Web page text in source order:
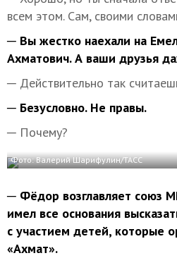
всем этом. Сам, своими
─ Вы жестко наехали на
Ахматович. А ваши друзья
─ Действительно так
─ Безусловно. Не правы.
─ Почему?
Фото: Валерий Шарифулин/ТАСС
─ Фёдор возглавляет союз
имел все основания
с участием детей, которые
«Ахмат».